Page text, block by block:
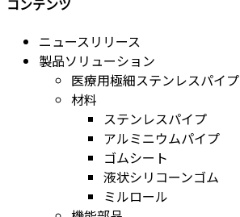
コンテンツ
ニュースリリース
製品ソリューション
医療用極細ステンレスパイプ
材料
ステンレスパイプ
アルミニウムパイプ
ゴムシート
液状シリコーンゴム
ミルロール